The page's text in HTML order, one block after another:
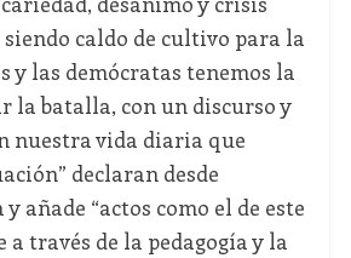
siendo caldo de cultivo para la
y las demócratas tenemos la
la batalla, con un discurso y
nuestra vida diaria que
declaran desde
añade “actos como el de este
a través de la pedagogía y la